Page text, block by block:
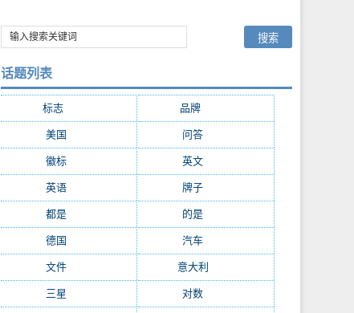
话题列表
标志 品牌(1656)
美国 问答
徽标(484) 英文
英语(414) 牌子
都是(300) 的是
德国 汽车
文件(214) 意大利
三星 对数